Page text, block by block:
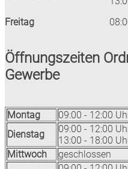
Freitag
Öffnungszeiten
Gewerbe
Montag
09:00 - 12:00
Dienstag
09:00 - 12:00
13:00 - 18:00
Mittwoch
geschlossen